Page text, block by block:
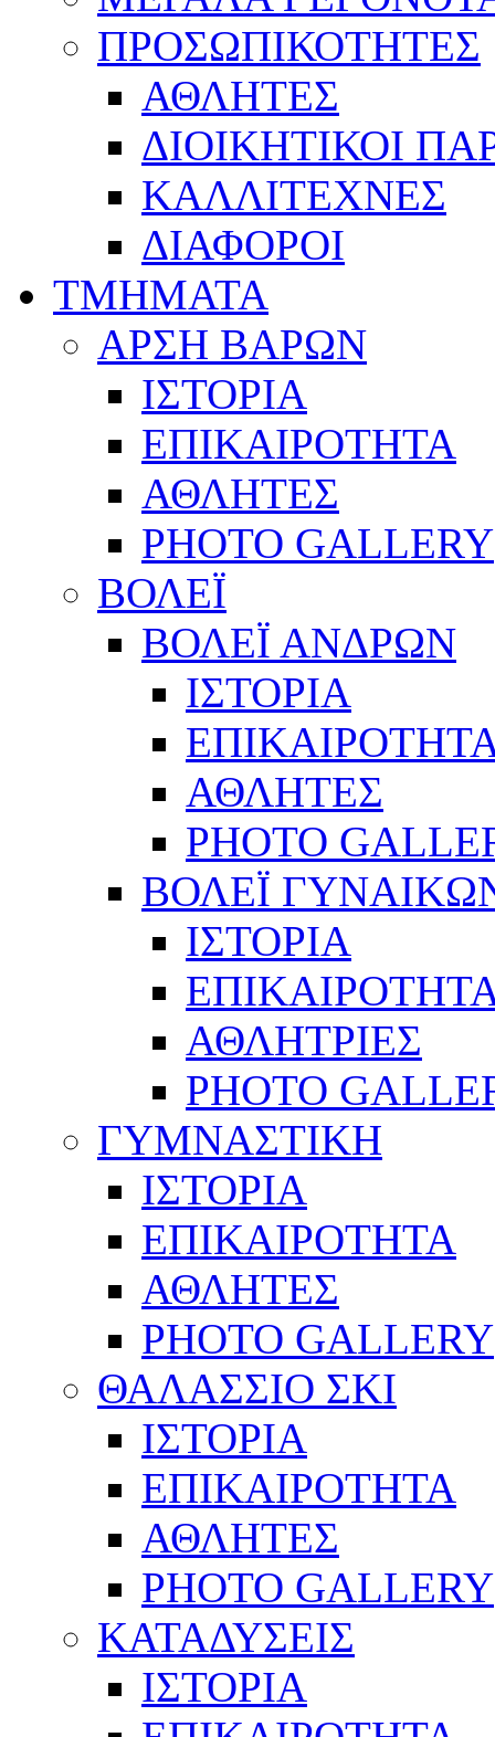
ΠΡΟΣΩΠΙΚΟΤΗΤΕΣ
ΑΘΛΗΤΕΣ
ΔΙΟΙΚΗΤΙΚΟΙ
ΚΑΛΛΙΤΕΧΝΕΣ
ΔΙΑΦΟΡΟΙ
ΤΜΗΜΑΤΑ
ΑΡΣΗ ΒΑΡΩΝ
ΙΣΤΟΡΙΑ
ΕΠΙΚΑΙΡΟΤΗΤΑ
ΑΘΛΗΤΕΣ
PHOTO GALLERY
ΒΟΛΕΪ
ΒΟΛΕΪ ΑΝΔΡΩΝ
ΙΣΤΟΡΙΑ
ΑΘΛΗΤΕΣ
PHOTO
ΒΟΛΕΪ
ΙΣΤΟΡΙΑ
ΑΘΛΗΤΡΙΕΣ
PHOTO
ΓΥΜΝΑΣΤΙΚΗ
ΙΣΤΟΡΙΑ
ΕΠΙΚΑΙΡΟΤΗΤΑ
ΑΘΛΗΤΕΣ
PHOTO GALLERY
ΘΑΛΑΣΣΙΟ ΣΚΙ
ΙΣΤΟΡΙΑ
ΕΠΙΚΑΙΡΟΤΗΤΑ
ΑΘΛΗΤΕΣ
PHOTO GALLERY
ΚΑΤΑΔΥΣΕΙΣ
ΙΣΤΟΡΙΑ